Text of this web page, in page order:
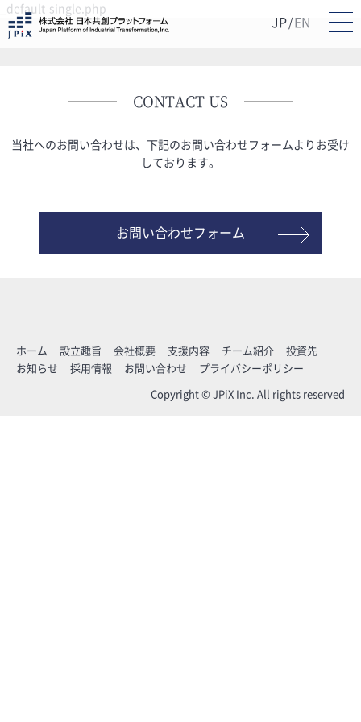
JP / EN
_default-single.php
CONTACT US
当社へのお問い合わせは、下記のお問い合わせフォームよりお受け
しております。
お問い合わせフォーム
ホーム 設立趣旨 会社概要 支援内容 チーム紹介
投資先
お知らせ
採用情報 お問い合わせ プライバシーポリシー
Copyright © JPiX Inc. All rights reserved